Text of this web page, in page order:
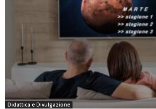
Didattica e Divulgazione